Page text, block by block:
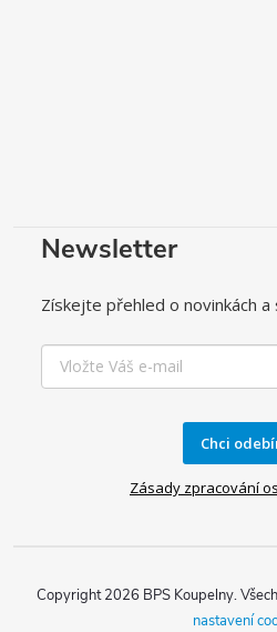
Newsletter
Získejte přehled o novinkách a
Chci
Zásady zpracování
Copyright 2026 BPS Koupelny.
nastavení